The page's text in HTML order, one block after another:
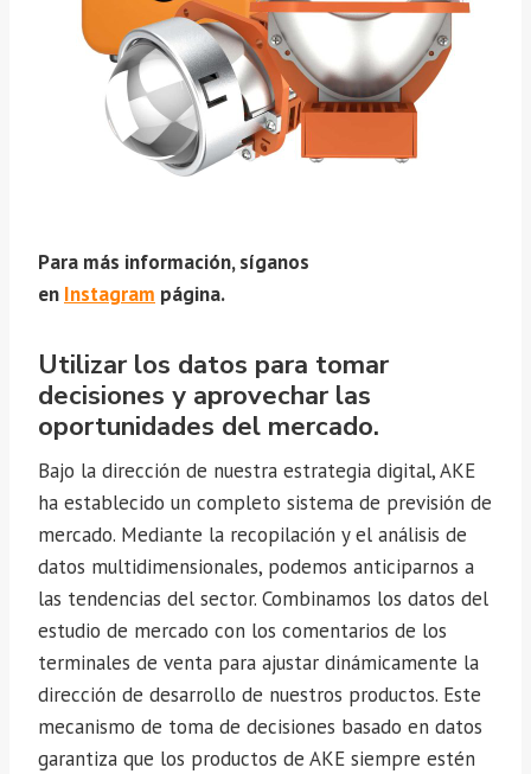
Para más información, síganos
en Instagram página.
Utilizar los datos para tomar
decisiones y aprovechar las
oportunidades del mercado.
Bajo la dirección de nuestra estrategia digital, AKE
ha establecido un completo sistema de previsión de
mercado. Mediante la recopilación y el análisis de
datos multidimensionales, podemos anticiparnos a
las tendencias del sector. Combinamos los datos del
estudio de mercado con los comentarios de los
terminales de venta para ajustar dinámicamente la
dirección de desarrollo de nuestros productos. Este
mecanismo de toma de decisiones basado en datos
garantiza que los productos de AKE siempre estén